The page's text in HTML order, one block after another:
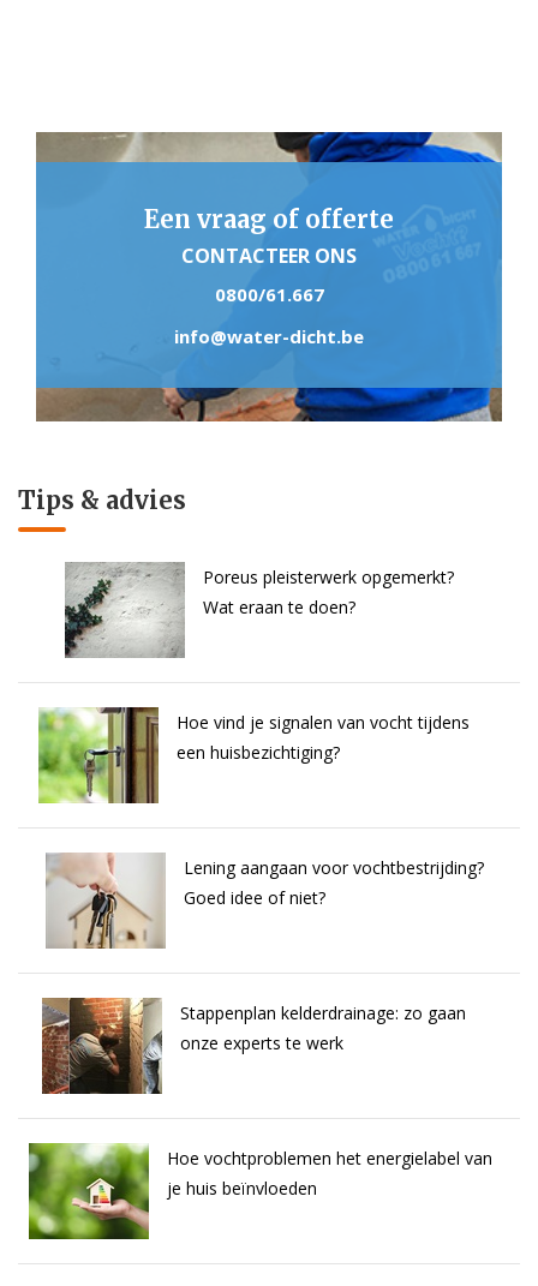
Een vraag of offerte
CONTACTEER ONS
0800/61.667
info@water-dicht.be
Tips & advies
Poreus pleisterwerk opgemerkt?
Wat eraan te doen?
Hoe vind je signalen van vocht tijdens
een huisbezichtiging?
Lening aangaan voor vochtbestrijding?
Goed idee of niet?
Stappenplan kelderdrainage: zo gaan
onze experts te werk
Hoe vochtproblemen het energielabel van
je huis beïnvloeden